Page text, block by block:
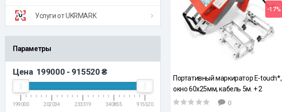
Услуги от UKRMARK
Параметры
Цена 199000 - 915520 ₴
199000 202034 233319 340855 915520
-17%
Портативный маркиратор E-touch*,
окно 60х25мм, кабель 5м. + 2
дополнительные передние
0